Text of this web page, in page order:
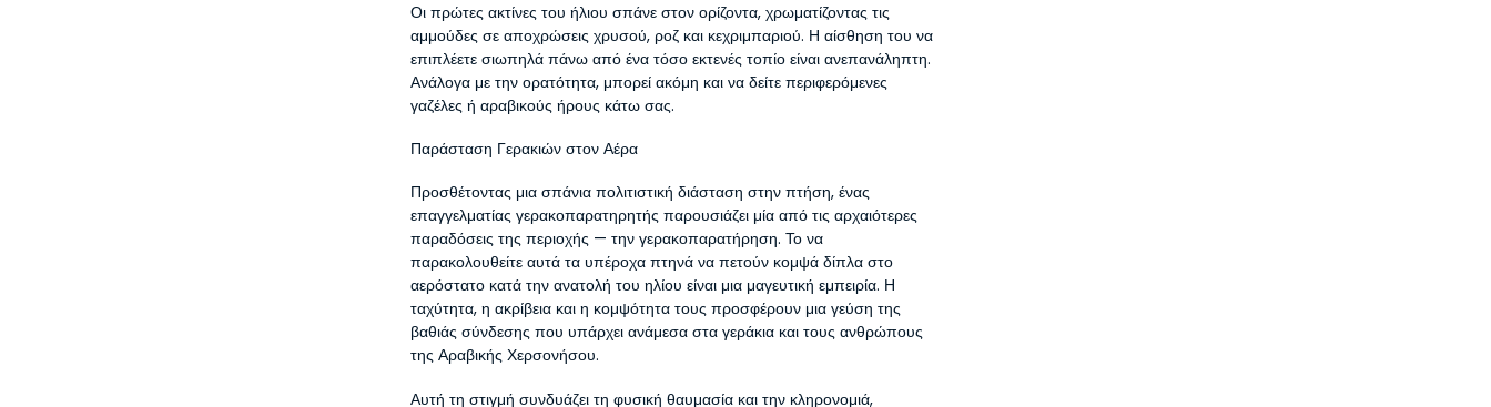
Οι πρώτες ακτίνες του ήλιου σπάνε στον ορίζοντα, χρωματίζοντας τις
αμμούδες σε αποχρώσεις χρυσού, ροζ και κεχριμπαριού. Η αίσθηση του να
επιπλέετε σιωπηλά πάνω από ένα τόσο εκτενές τοπίο είναι ανεπανάληπτη.
Ανάλογα με την ορατότητα, μπορεί ακόμη και να δείτε περιφερόμενες
γαζέλες ή αραβικούς ήρους κάτω σας.
Παράσταση Γερακιών στον Αέρα
Προσθέτοντας μια σπάνια πολιτιστική διάσταση στην πτήση, ένας
επαγγελματίας γερακοπαρατηρητής παρουσιάζει μία από τις αρχαιότερες
παραδόσεις της περιοχής — την γερακοπαρατήρηση. Το να
παρακολουθείτε αυτά τα υπέροχα πτηνά να πετούν κομψά δίπλα στο
αερόστατο κατά την ανατολή του ηλίου είναι μια μαγευτική εμπειρία. Η
ταχύτητα, η ακρίβεια και η κομψότητα τους προσφέρουν μια γεύση της
βαθιάς σύνδεσης που υπάρχει ανάμεσα στα γεράκια και τους ανθρώπους
της Αραβικής Χερσονήσου.
Αυτή τη στιγμή συνδυάζει τη φυσική θαυμασία και την κληρονομιά,